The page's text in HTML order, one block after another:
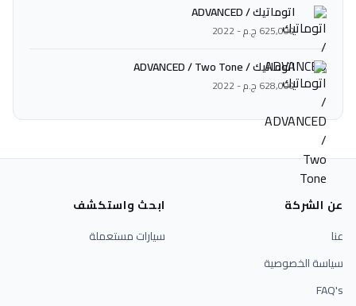
اتوماتيك / ADVANCED
625,000 ج.م - 2022
اتوماتيك / ADVANCED / Two Tone
628,000 ج.م - 2022
عن الشركة
عنا
سياسة الخصوصية
FAQ's
ابحث واستكشف
سيارات مستعملة